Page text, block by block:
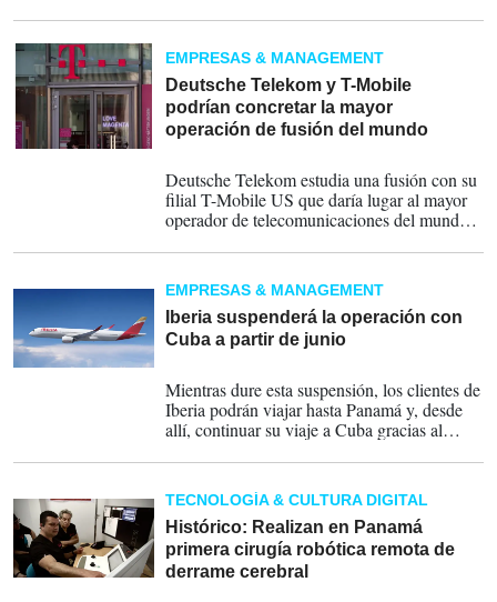
Maiquetía, que sirve a Caracas, luego de siete
años de suspensiones entre ambos países.
EMPRESAS & MANAGEMENT
Deutsche Telekom y T-Mobile
podrían concretar la mayor
operación de fusión del mundo
Deutsche Telekom estudia una fusión con su
filial T-Mobile US que daría lugar al mayor
operador de telecomunicaciones del mundo
operación empresarial entre empresas
cotizadas.
EMPRESAS & MANAGEMENT
Iberia suspenderá la operación con
Cuba a partir de junio
Mientras dure esta suspensión, los clientes de
Iberia podrán viajar hasta Panamá y, desde
allí, continuar su viaje a Cuba gracias al
Airlines.
TECNOLOGÍA & CULTURA DIGITAL
Histórico: Realizan en Panamá
primera cirugía robótica remota de
derrame cerebral